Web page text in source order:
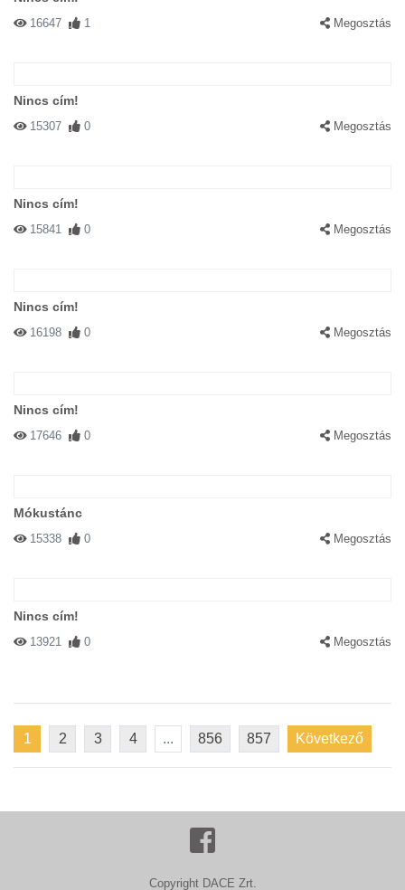
16647 1 Megosztás
Nincs cím!
15307 0 Megosztás
Nincs cím!
15841 0 Megosztás
Nincs cím!
16198 0 Megosztás
Nincs cím!
17646 0 Megosztás
Mókustánc
15338 0 Megosztás
Nincs cím!
13921 0 Megosztás
1 2 3 4 ... 856 857 Következő
Copyright DACE Zrt.